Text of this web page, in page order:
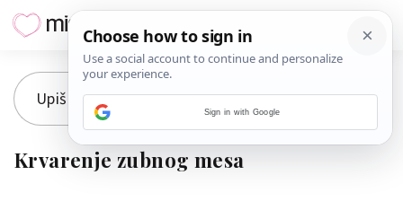
Krvarenje zubnog mesa
Sign in with Google